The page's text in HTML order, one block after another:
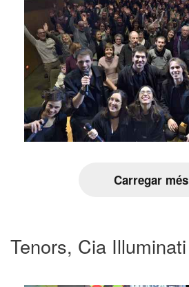
Carregar més
Tenors, Cia Illuminati